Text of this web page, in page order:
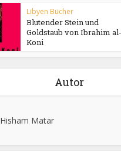
Libyen Bücher
Blutender Stein und
Goldstaub von Ibrahim al-
Koni
Autor
Hisham Matar